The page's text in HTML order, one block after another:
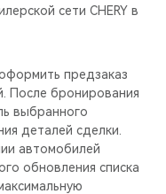
сети CHERY в
предзаказ
После бронирования
выбранного
деталей сделки.
автомобилей
обновления списка